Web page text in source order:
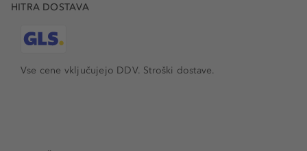
HITRA DOSTAVA
Vse cene vključujejo DDV. Stroški dostave.